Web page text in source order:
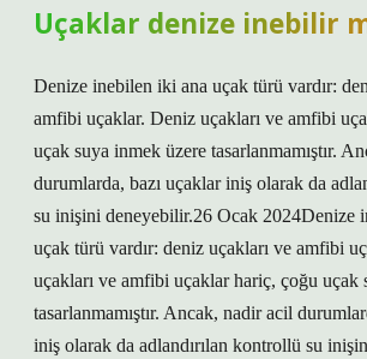
Uçaklar denize inebilir
Denize inebilen iki ana uçak türü vardır:
amfibi uçaklar. Deniz uçakları ve amfibi
uçak suya inmek üzere tasarlanmamıştır.
durumlarda, bazı uçaklar iniş olarak da
su inişini deneyebilir.26 Ocak 2024Denize
uçak türü vardır: deniz uçakları ve amfibi
uçakları ve amfibi uçaklar hariç, çoğu uçak
tasarlanmamıştır. Ancak, nadir acil
iniş olarak da adlandırılan kontrollü su